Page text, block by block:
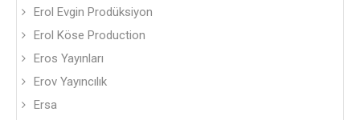
Erol Evgin Prodüksiyon
Erol Köse Production
Eros Yayınları
Erov Yayıncılık
Ersa